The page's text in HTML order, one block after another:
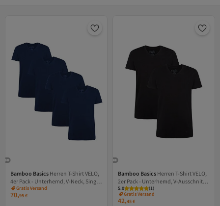
Bamboo Basics Herren T-Shirt VELO,
4er Pack - Unterhemd, V-Neck, Single
Jersey
Versand Kostenlos
Gratis Versand
Versand Kostenlos
70,95€
Bamboo Basics Herren T-Shirt VELO,
2er Pack - Unterhemd, V-Ausschnitt,
Single Jersey
5.0 (1)
Versand Kostenlos
Gratis Versand
Versand Kostenlos
42,45€